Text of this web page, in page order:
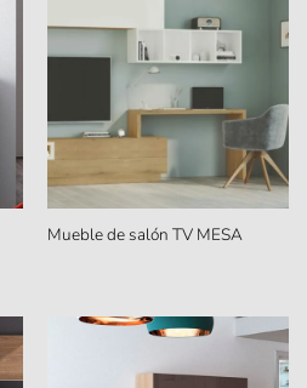
Mueble de salón TV MESA